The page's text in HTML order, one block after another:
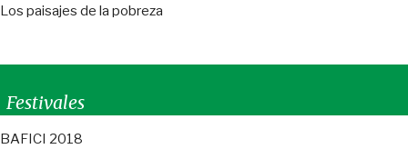
Los paisajes de la pobreza
Festivales
BAFICI 2018